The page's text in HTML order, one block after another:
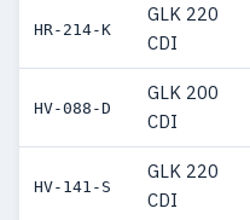
HR-214-K
GLK 220
CDI
HV-088-D
GLK 200
CDI
HV-141-S
GLK 220
CDI